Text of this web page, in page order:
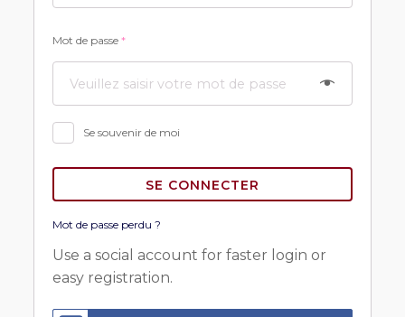
Mot de passe*
Se souvenir de moi
SE CONNECTER
Mot de passe perdu ?
Use a social account for faster login or
easy registration.